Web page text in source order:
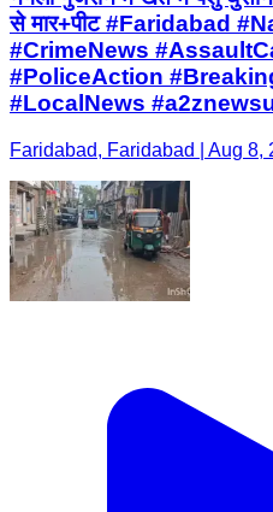
से मार+पीट #Faridabad
#CrimeNews
#PoliceAction
#LocalNews
Faridabad, Faridabad | Aug 8,